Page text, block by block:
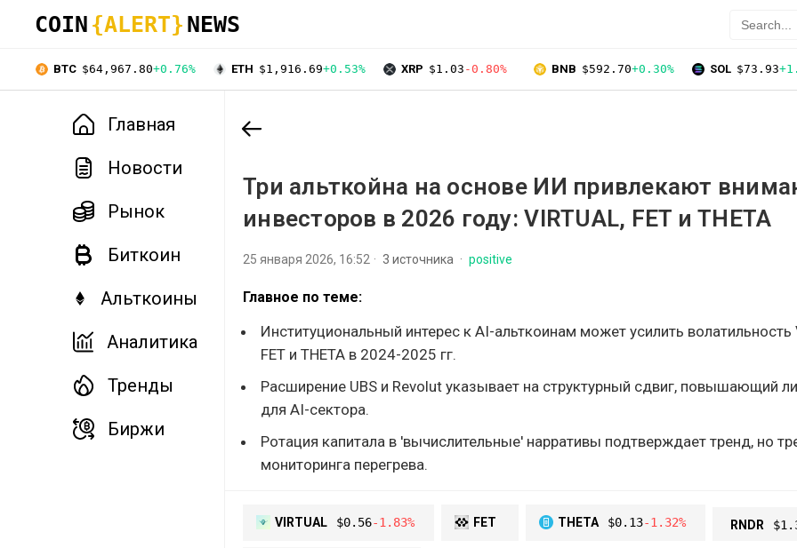
COIN {ALERT} NEWS
BTC $64,967.80+0.76% ETH $1,916.69+0.53% XRP $1.03 -0.80% BNB $592.70+0.30% SOL $73.93
Главная
Новости
Рынок
Биткоин
Альткоины
Аналитика
Тренды
Биржи
Три альткойна на основе ИИ привлекают
инвесторов в 2026 году: VIRTUAL, FET и THETA
25 января 2026, 16:52 3 источника positive
Главное по теме:
Институциональный интерес к AI-альткоинам может усилить волатильность
FET и THETA в 2024-2025 гг.
Расширение UBS и Revolut указывает на структурный сдвиг, повышающий
для AI-сектора.
Ротация капитала в 'вычислительные' нарративы подтверждает тренд, но
мониторинга перегрева.
VIRTUAL $0.56-1.83% FET THETA $0.13-1.32% RNDR